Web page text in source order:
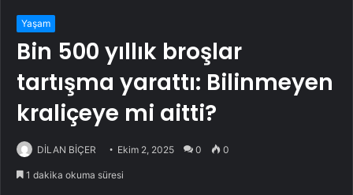
Yaşam
Bin 500 yıllık broşlar
tartışma yarattı: Bilinmeyen
kraliçeye mi aitti?
DİLAN BİÇER Ekim 2, 2025 0 0
1 dakika okuma süresi